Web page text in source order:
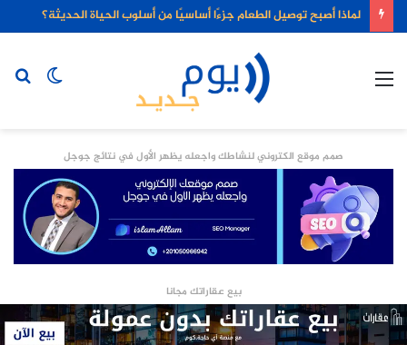
لماذا أصبح توصيل الطعام جزءًا أساسيًا من أسلوب الحياة الحديثة؟
الوضع
صمم موقع الكتروني لنشاطك واجعله يظهر الأول في نتائج جوجل
بيع عقاراتك مجانا